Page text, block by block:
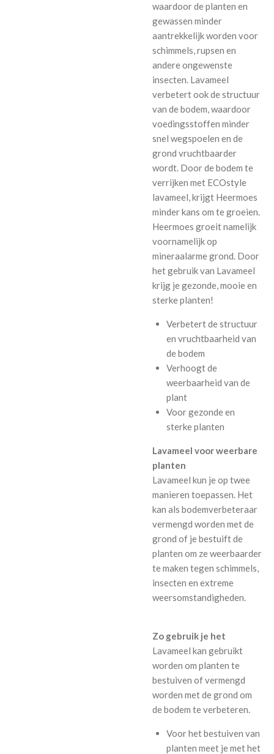
waardoor de planten en
gewassen minder
aantrekkelijk worden voor
schimmels, rupsen en
andere ongewenste
insecten. Lavameel
verbetert ook de structuur
van de bodem, waardoor
voedingsstoffen minder
snel wegspoelen en de
grond vruchtbaarder
wordt. Door de bodem te
verrijken met ECOstyle
lavameel, krijgt Heermoes
minder kans om te groeien.
Heermoes groeit namelijk
voornamelijk op
mineraalarme grond. Door
het gebruik van Lavameel
krijg je gezonde, mooie en
sterke planten!
Verbetert de structuur
en vruchtbaarheid van
de bodem
Verhoogt de
weerbaarheid van de
plant
Voor gezonde en
sterke planten
Lavameel voor weerbare
planten
Lavameel kun je op twee
manieren toepassen. Het
kan als bodemverbeteraar
vermengd worden met de
grond of je bestuift de
planten om ze weerbaarder
te maken tegen schimmels,
insecten en extreme
weersomstandigheden.
Zo gebruik je het
Lavameel kan gebruikt
worden om planten te
bestuiven of vermengd
worden met de grond om
de bodem te verbeteren.
Voor het bestuiven van
planten meet je met het